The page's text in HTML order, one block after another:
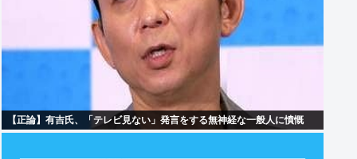
【正論】有吉氏、「テレビ見ない」発言をする無神経な一般人に憤慨